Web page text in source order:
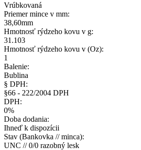
Vrúbkovaná
Priemer mince v mm:
38,60mm
Hmotnosť rýdzeho kovu v g:
31.103
Hmotnosť rýdzeho kovu v (Oz):
1
Balenie:
Bublina
§ DPH:
§66 - 222/2004 DPH
DPH:
0%
Doba dodania:
Ihneď k dispozícii
Stav (Bankovka // minca):
UNC // 0/0 razobný lesk